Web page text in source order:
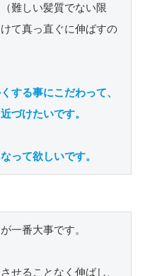
難しい髪質でない限
て真っ直ぐに伸ばすの
する事にこだわって、
づけたいです。
って欲しいです。
一番大事です。
せることなく伸ばし、